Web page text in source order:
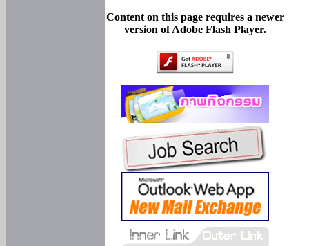
Content on this page requires a newer
version of Adobe Flash Player.